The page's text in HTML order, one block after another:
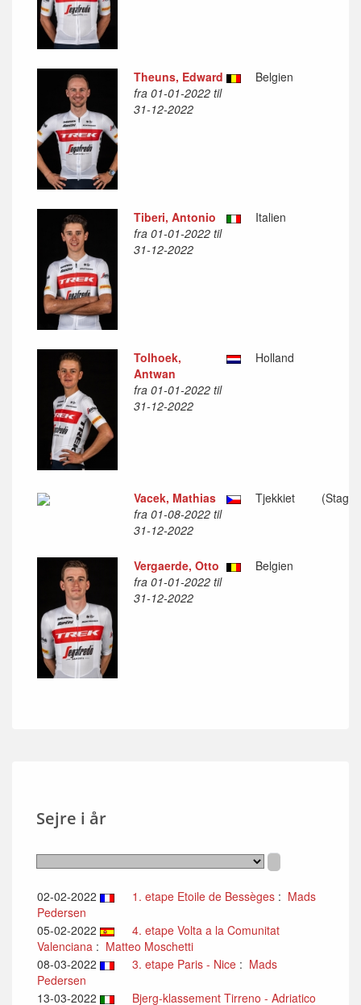
Theuns, Edward
fra 01-01-2022 til
31-12-2022
Belgien
Tiberi, Antonio
fra 01-01-2022 til
31-12-2022
Italien
Tolhoek,
Antwan
fra 01-01-2022 til
31-12-2022
Holland
Vacek, Mathias
fra 01-08-2022 til
31-12-2022
Tjekkiet
Vergaerde, Otto
fra 01-01-2022 til
31-12-2022
Belgien
Sejre i år
02-02-2022 1. etape Etoile de Bessèges : Mads
Pedersen
05-02-2022
4. etape Volta a la Comunitat
Valenciana : Matteo Moschetti
08-03-2022
3. etape Paris - Nice : Mads
Pedersen
13-03-2022
Bjerg-klassement Tirreno - Adriatico